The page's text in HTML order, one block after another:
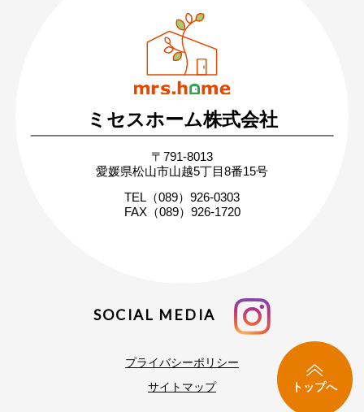
トップへ
営業時間：月〜土 8:30 〜 17:30
日・祝 9:30 〜 17:30
無料相談・お問い合わせ
まずはお気軽にご相談ください
家づくりの疑問や不安にお答えします
ミセスホーム株式会社
〒791-8013
愛媛県松山市山越5丁目8番15号
TEL（089）926-0303
FAX（089）926-1720
SOCIAL MEDIA
プライバシーポリシー
サイトマップ